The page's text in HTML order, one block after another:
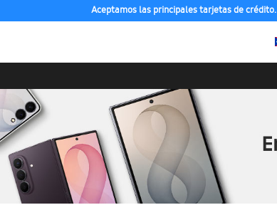
Aceptamos las principales tarjetas de crédito.